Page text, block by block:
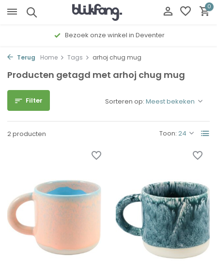
0
Bezoek onze winkel in Deventer
Terug Home Tags arhoj chug mug
Producten getagd met arhoj chug mug
Filter
2 producten Toon:
Sorteren op: